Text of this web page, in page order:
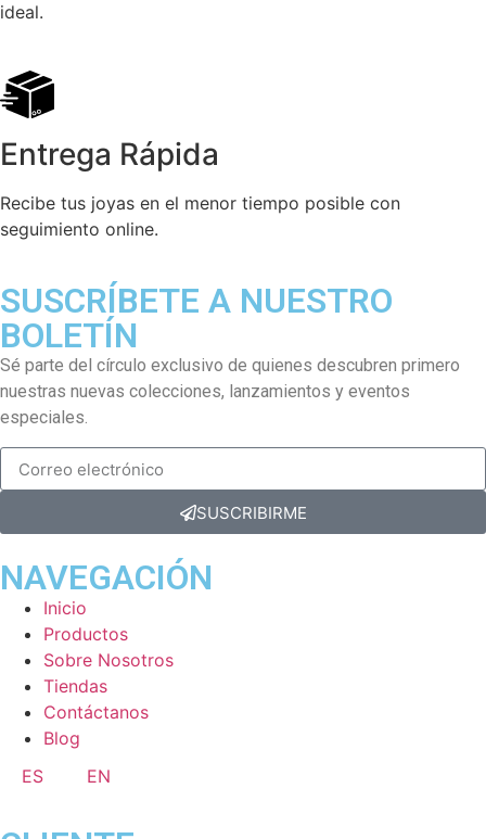
ideal.
Entrega Rápida
Recibe tus joyas en el menor tiempo posible con
seguimiento online.
SUSCRÍBETE A NUESTRO
BOLETÍN
Sé parte del círculo exclusivo de quienes descubren primero
nuestras nuevas colecciones, lanzamientos y eventos
especiales.
SUSCRIBIRME
NAVEGACIÓN
Inicio
Productos
Sobre Nosotros
Tiendas
Contáctanos
Blog
ES
EN